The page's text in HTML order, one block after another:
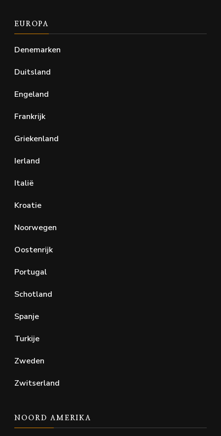
EUROPA
Denemarken
Duitsland
Engeland
Frankrijk
Griekenland
Ierland
Italië
Kroatie
Noorwegen
Oostenrijk
Portugal
Schotland
Spanje
Turkije
Zweden
Zwitserland
NOORD AMERIKA